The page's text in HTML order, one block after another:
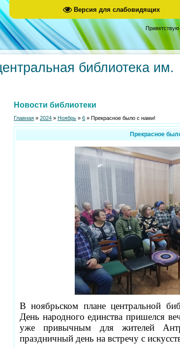
Версия для слабовидящих
Приветствую
библиотека им.
Новости библиотеки
Главная » 2024 » Ноябрь » 6 » Прекрасное было с нами!
Прекрасное
В ноябрьском плане центральной
День народного единства пришелся
уже привычным для жителей
праздничный день на встречу с